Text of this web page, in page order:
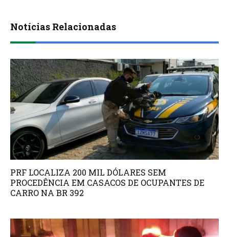
Notícias Relacionadas
PRF LOCALIZA 200 MIL DÓLARES SEM
PROCEDÊNCIA EM CASACOS DE OCUPANTES DE
CARRO NA BR 392